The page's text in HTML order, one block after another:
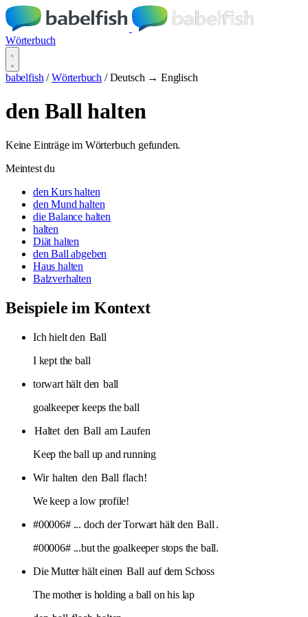
Wörterbuch
babelfish / Wörterbuch / Deutsch → Englisch
den Ball halten
Keine Einträge im Wörterbuch gefunden.
Meintest du
den Kurs halten
den Mund halten
die Balance halten
halten
Diät halten
den Ball abgeben
Haus halten
Balzverhalten
Beispiele im Kontext
Ich hielt den Ball
I kept the ball
torwart hält den ball
goalkeeper keeps the ball
Haltet den Ball am Laufen
Keep the ball up and running
Wir halten den Ball flach!
We keep a low profile!
#00006# ... doch der Torwart hält den Ball .
#00006# ...but the goalkeeper stops the ball.
Die Mutter hält einen Ball auf dem Schoss
The mother is holding a ball on his lap